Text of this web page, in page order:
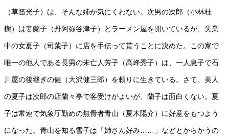
（草笛光子）は、そんな姉が気にくわない。次男の次郎（小林桂
樹）は妻蘭子（丹阿弥谷津子）とラーメン屋を開いているが、失業
中の女夏子（司葉子）に店を手伝って貰うことに決めた。この家で
唯一の他人である長男の未亡人芳子（高峰秀子）は、一人息子で石
川屋の後継ぎの健（大沢健三郎）を頼りに生きている。さて、美人
の夏子は次郎の店蘭々亭で客受けがよいが、蘭子は面白くない。夏
子は常連で気象庁勤めの無骨者青山（夏木陽介）に好意をもつよう
になった。青山を知る雪子は「姉さん好み……」などとからかうの